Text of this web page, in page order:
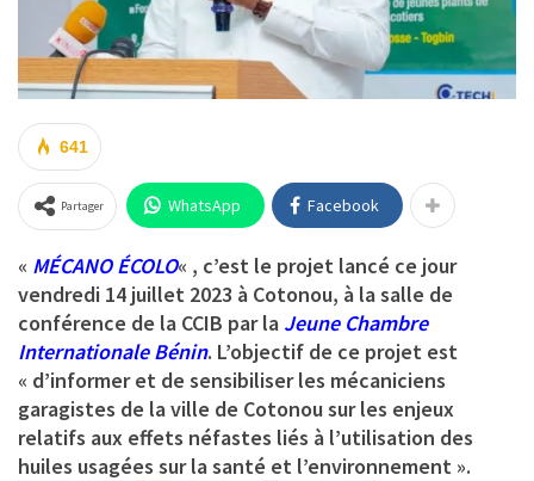
641
Partager WhatsApp Facebook
« MÉCANO ÉCOLO« , c’est le projet lancé ce jour
vendredi 14 juillet 2023 à Cotonou, à la salle de
conférence de la CCIB par la Jeune Chambre
Internationale Bénin. L’objectif de ce projet est
« d’informer et de sensibiliser les mécaniciens
garagistes de la ville de Cotonou sur les enjeux
relatifs aux effets néfastes liés à l’utilisation des
huiles usagées sur la santé et l’environnement ».